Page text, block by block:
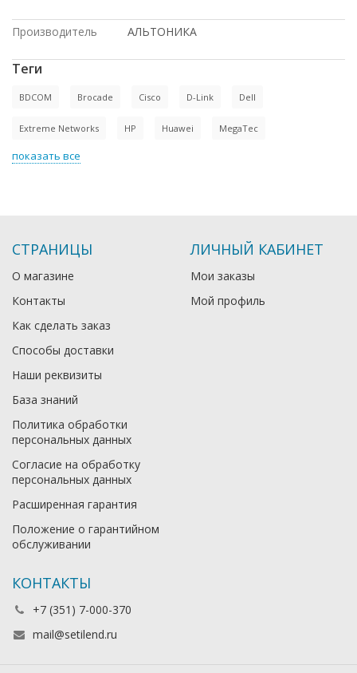
Производитель АЛЬТОНИКА
Теги
BDCOM Brocade Cisco D-Link Dell
Extreme Networks HP Huawei MegaTec
показать все
СТРАНИЦЫ
О магазине
Контакты
Как сделать заказ
Способы доставки
Наши реквизиты
База знаний
Политика обработки
персональных данных
Согласие на обработку
персональных данных
Расширенная гарантия
Положение о гарантийном
обслуживании
ЛИЧНЫЙ КАБИНЕТ
Мои заказы
Мой профиль
КОНТАКТЫ
+7 (351) 7-000-370
mail@setilend.ru